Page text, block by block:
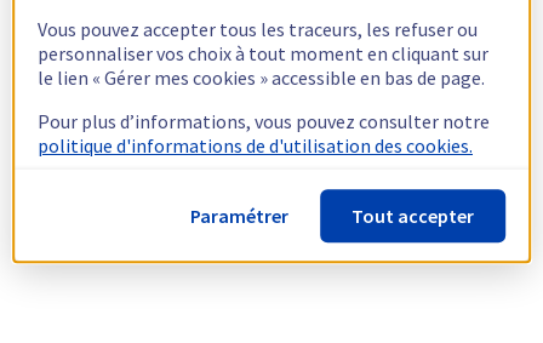
Vous pouvez accepter tous les traceurs, les refuser ou
personnaliser vos choix à tout moment en cliquant sur
le lien « Gérer mes cookies » accessible en bas de page.
Pour plus d’informations, vous pouvez consulter notre
politique d'informations de d'utilisation des cookies.
Paramétrer Tout accepter